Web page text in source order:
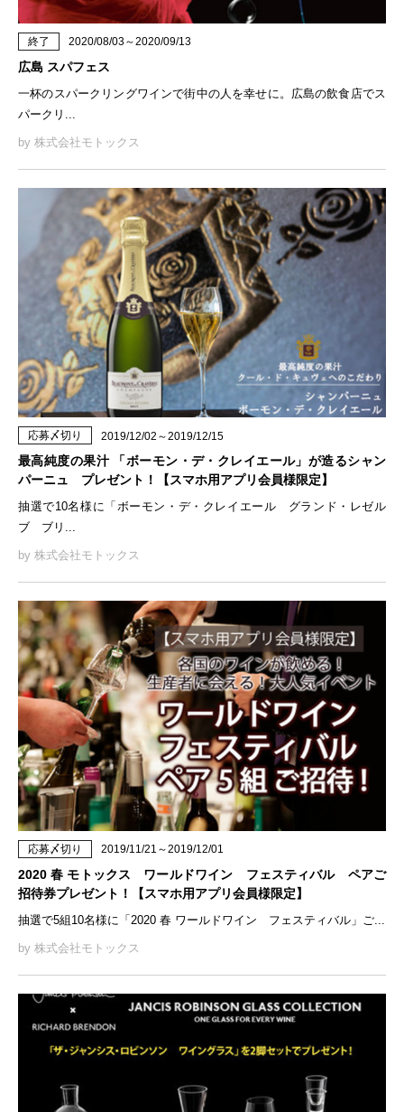
終了 2020/08/03～2020/09/13
広島 スパフェス
一杯のスパークリングワインで街中の人を幸せに。広島の飲食店でス
パークリ...
by 株式会社モトックス
応募〆切り 2019/12/02～2019/12/15
最高純度の果汁 「ボーモン・デ・クレイエール」が造るシャン
パーニュ プレゼント！【スマホ用アプリ会員様限定】
抽選で10名様に「ボーモン・デ・クレイエール グランド・レゼル
ブ ブリ...
by 株式会社モトックス
応募〆切り 2019/11/21～2019/12/01
2020 春 モトックス ワールドワイン フェスティバル ペアご
招待券プレゼント！【スマホ用アプリ会員様限定】
抽選で5組10名様に「2020 春 ワールドワイン フェスティバル」ご...
by 株式会社モトックス